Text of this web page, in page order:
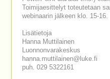
Toimijaesittelyt toteutetaan
webinaarin jälkeen klo. 15-16.
Lisätietoja
Hanna Muttilainen
Luonnonvarakeskus
hanna.muttilainen@luke.fi
puh. 029 5322161